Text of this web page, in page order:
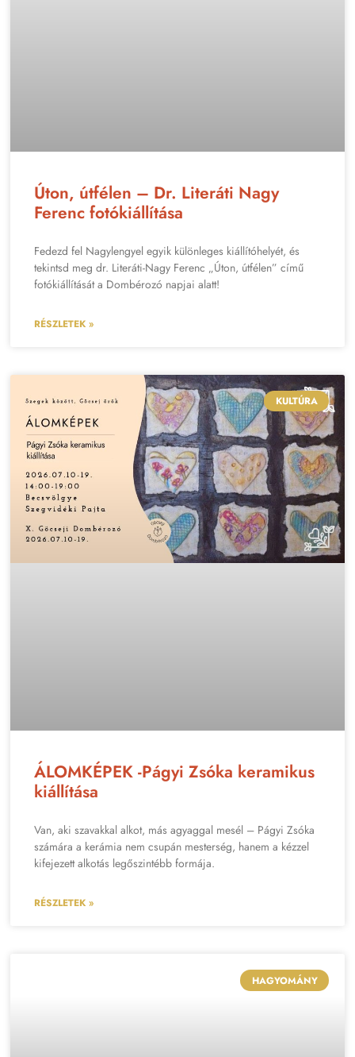
Úton, útfélen – Dr. Literáti Nagy
Ferenc fotókiállítása
Fedezd fel Nagylengyel egyik különleges kiállítóhelyét, és
tekintsd meg dr. Literáti-Nagy Ferenc „Úton, útfélen” című
fotókiállítását a Dombérozó napjai alatt!
RÉSZLETEK »
KULTÚRA
ÁLOMKÉPEK -Págyi Zsóka keramikus
kiállítása
Van, aki szavakkal alkot, más agyaggal mesél – Págyi Zsóka
számára a kerámia nem csupán mesterség, hanem a kézzel
kifejezett alkotás legőszintébb formája.
RÉSZLETEK »
HAGYOMÁNY